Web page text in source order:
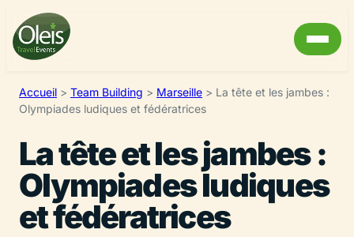
Accueil > Team Building > Marseille > La tête et les jambes :
Olympiades ludiques et fédératrices
La tête et les jambes :
Olympiades ludiques
et fédératrices